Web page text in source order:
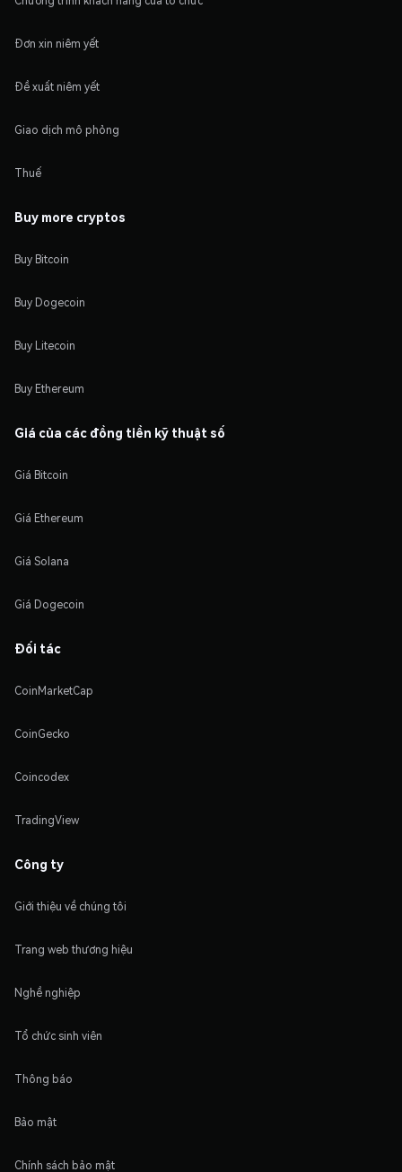
Đơn xin niêm yết
Đề xuất niêm yết
Giao dịch mô phỏng
Thuế
Buy more cryptos
Buy Bitcoin
Buy Dogecoin
Buy Litecoin
Buy Ethereum
Giá của các đồng tiền kỹ thuật số
Giá Bitcoin
Giá Ethereum
Giá Solana
Giá Dogecoin
Đối tác
CoinMarketCap
CoinGecko
Coincodex
TradingView
Công ty
Giới thiệu về chúng tôi
Trang web thương hiệu
Nghề nghiệp
Tổ chức sinh viên
Thông báo
Bảo mật
Chính sách bảo mật